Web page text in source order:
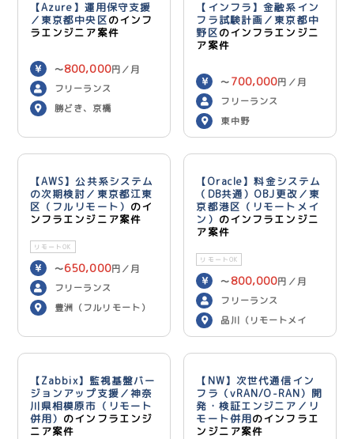
【Azure】運用保守支援
／東京都中央区のインフ
ラエンジニア案件
〜800,000円／月
フリーランス
勝どき、京橋
【インフラ】金融系イン
フラ試験計画／東京都中
野区のインフラエンジニ
ア案件
〜 700,000円／月
フリーランス
東中野
【AWS】公共系システム
の次期検討／東京都江東
区（フルリモート） のイ
ンフラエンジニア案件
リモートOK
〜650,000円／月
フリーランス
豊洲（フルリモート）
【Oracle】料金システム
（DB共通）OBJ更改／東
京都港区（リモートメイ
ン） のインフラエンジニ
ア案件
リモートOK
〜 800,000円／月
フリーランス
品川（リモートメイ
ン）
【Zabbix】監視基盤バー
ジョンアップ支援／神奈
川県相模原市（リモート
併用） のインフラエンジ
ニア案件
【NW】次世代通信イン
フラ（vRAN/O-RAN）開
発・検証エンジニア／リ
モート併用のインフラエ
ンジニア案件